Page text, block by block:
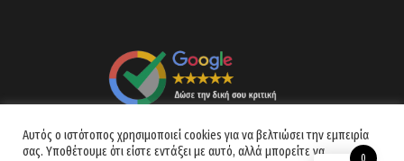
Αυτός ο ιστότοπος χρησιμοποιεί cookies για να βελτιώσει την εμπειρία
σας. Υποθέτουμε ότι είστε εντάξει με αυτό, αλλά μπορείτε να
0